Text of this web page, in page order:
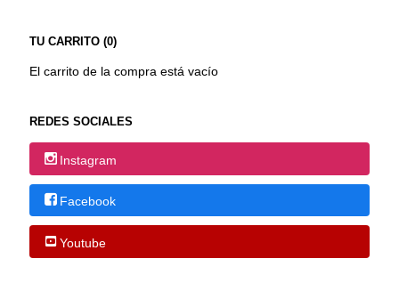
TU CARRITO (0)
El carrito de la compra está vacío
REDES SOCIALES
Instagram
Facebook
Youtube